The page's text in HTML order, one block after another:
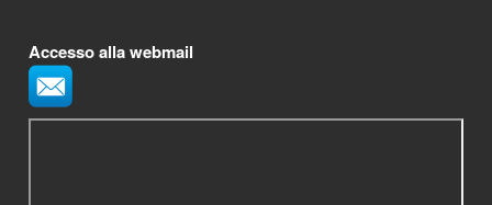
Accesso alla webmail